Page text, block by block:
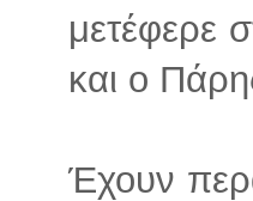
μετέφερε
και ο
Έχουν